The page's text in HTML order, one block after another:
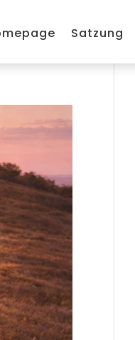
Satzung